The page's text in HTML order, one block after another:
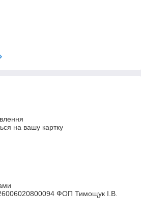
на вашу картку
ФОП Тимощук І.В.